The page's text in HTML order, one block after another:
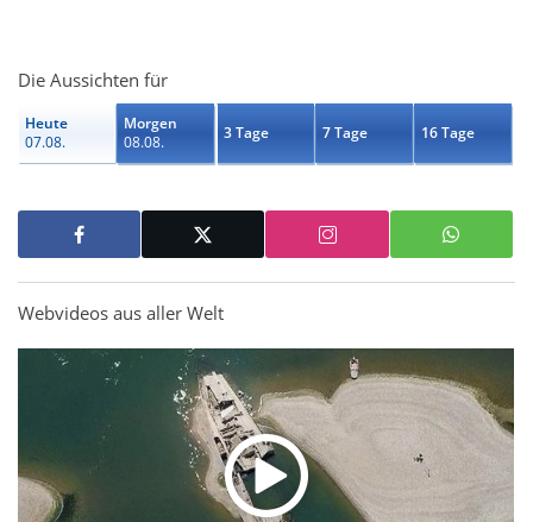
Die Aussichten für
Heute
07.08.
Morgen
08.08.
3 Tage 7 Tage 16 Tage
Webvideos aus aller Welt